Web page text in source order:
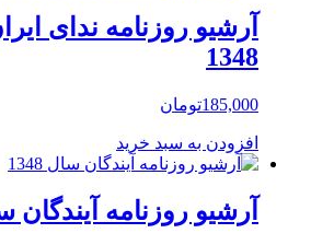
آرشیو روزنامه ندای
1348
185,000تومان
افزودن به سبد خرید
آرشیو روزنامه آیندگان سال